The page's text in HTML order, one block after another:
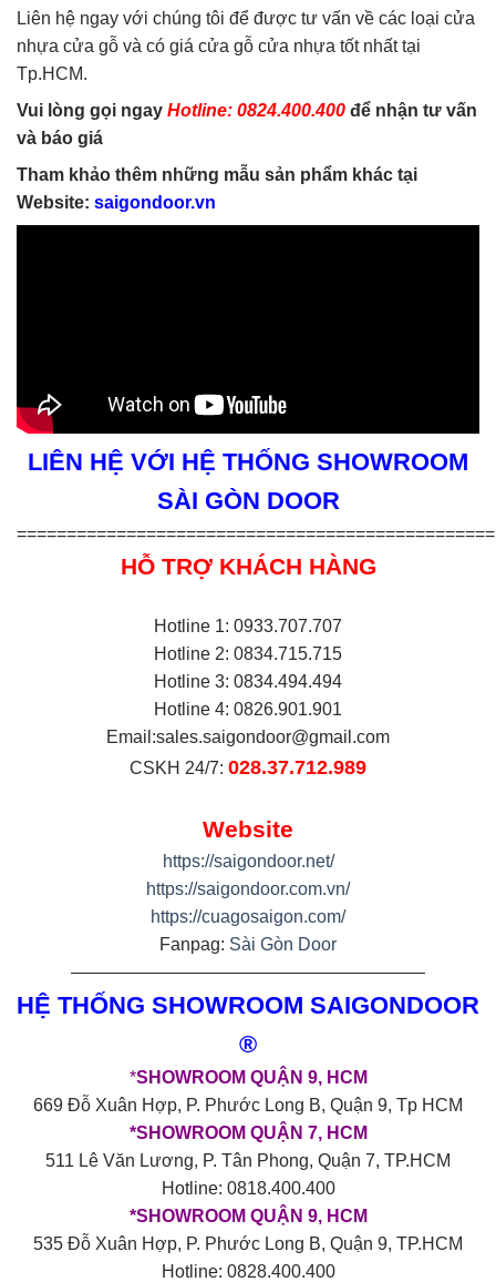
Liên hệ ngay với chúng tôi để được tư vấn về các loại cửa
nhựa cửa gỗ và có giá cửa gỗ cửa nhựa tốt nhất tại
Tp.HCM.
Vui lòng gọi ngay Hotline: 0824.400.400 để nhận tư vấn
và báo giá
Tham khảo thêm những mẫu sản phẩm khác tại
Website: saigondoor.vn
LIÊN HỆ VỚI HỆ THỐNG SHOWROOM
SÀI GÒN DOOR
================================================
HỖ TRỢ KHÁCH HÀNG
Hotline 1: 0933.707.707
Hotline 2: 0834.715.715
Hotline 3: 0834.494.494
Hotline 4: 0826.901.901
Email:sales.saigondoor@gmail.com
CSKH 24/7: 028.37.712.989
Website
https://saigondoor.net/
https://saigondoor.com.vn/
https://cuagosaigon.com/
Fanpag: Sài Gòn Door
————————————————————
HỆ THỐNG SHOWROOM SAIGONDOOR
®
*SHOWROOM QUẬN 9, HCM
669 Đỗ Xuân Hợp, P. Phước Long B, Quận 9, Tp HCM
*SHOWROOM QUẬN 7, HCM
511 Lê Văn Lương, P. Tân Phong, Quận 7, TP.HCM
Hotline: 0818.400.400
*SHOWROOM QUẬN 9, HCM
535 Đỗ Xuân Hợp, P. Phước Long B, Quận 9, TP.HCM
Hotline: 0828.400.400